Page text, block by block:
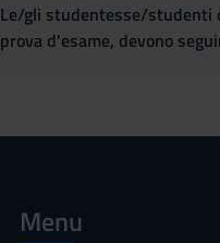
Le/gli studentesse/studenti
prova d'esame, devono
Menu